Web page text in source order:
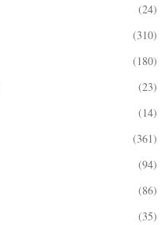
(24)
(310)
(180)
(23)
(14)
(361)
(94)
(86)
(35)